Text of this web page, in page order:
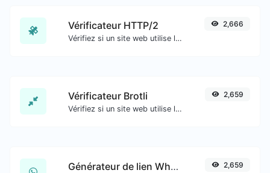
Vérificateur HTTP/2
Vérifiez si un site web utilise le nouveau protocole HTTP/2 ou non.
2,666
Vérificateur Brotli
Vérifiez si un site web utilise l'algorithme de compression Brotli ou non.
2,659
Générateur de lien WhatsApp 2,659